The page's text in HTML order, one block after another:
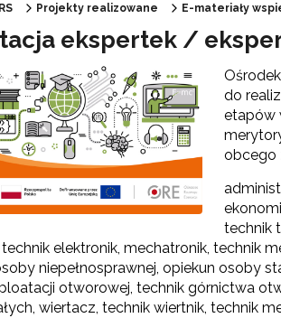
rozwój oświaty w ZJST"
wspierające kształcenie kompetencji
zaawansowanych technologicznie e-
Projekty realizowane E-materiały
ekspertek /
do
etapów
obcego
technik
elektronik, mechatronik, technik
niepełnosprawnej, opiekun osoby
otworowej, technik górnictwa
wiertacz, technik wiertnik, technik